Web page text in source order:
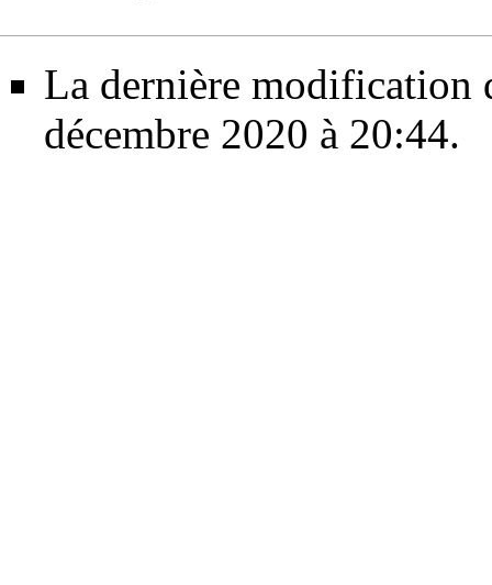
La dernière modification
décembre 2020 à 20:44.